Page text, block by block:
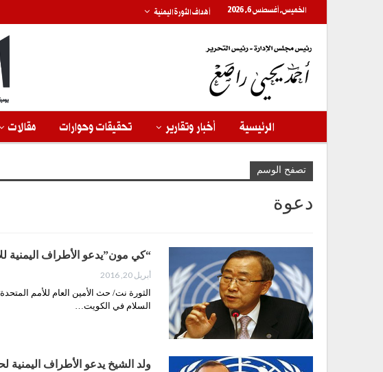
الخميس, أغسطس 6, 2026 أهداف الثورة اليمنية
الرئيسية أخبار وتقارير تحقيقات وحوارات مقالات
تصفح الوسم
دعوة
“كي مون”يدعو الأطراف اليمنية
أبريل 20, 2016
الثورة نت/ حث الأمين العام للأمم
السلام في الكويت…
ولد الشيخ يدعو الأطراف